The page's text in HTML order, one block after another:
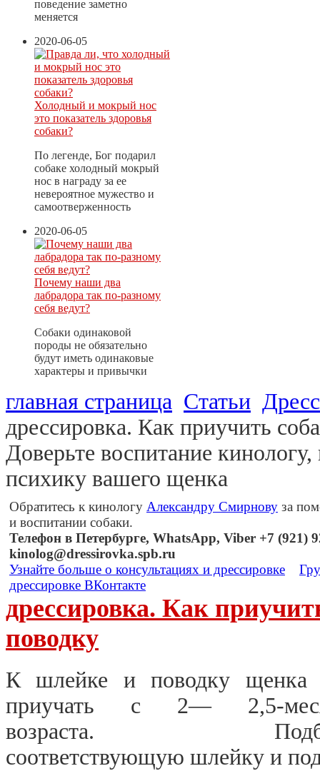
поведение заметно
меняется
2020-06-05
Холодный и мокрый нос
это показатель здоровья
собаки?
По легенде, Бог подарил
собаке холодный мокрый
нос в награду за ее
невероятное мужество и
самоотверженность
2020-06-05
Почему наши два
лабрадора так по-разному
себя ведут?
Собаки одинаковой
породы не обязательно
будут иметь одинаковые
характеры и привычки
главная страница Статьи
дрессировка. Как приучить
Доверьте воспитание
психику вашего щенка
Обратитесь к кинологу Александру Смирнову за
и воспитании собаки.
Телефон в Петербурге, WhatsApp, Viber +7 (921)
kinolog@dressirovka.spb.ru
Узнайте больше о консультациях и дрессировке
дрессировке ВКонтакте
дрессировка. Как
поводку
К шлейке и поводку щенка
приучать с 2— 2,5-
возраста.
соответствующую шлейку и